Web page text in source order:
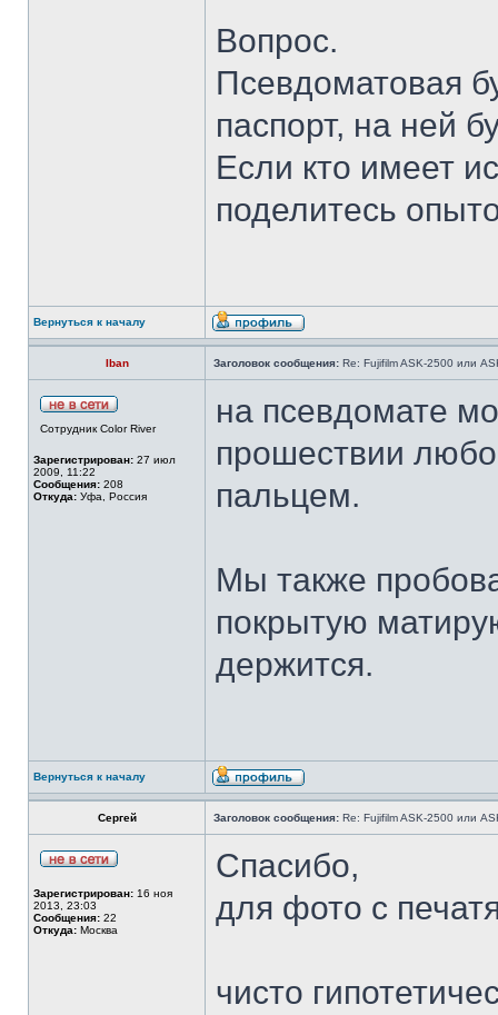
Вопрос.
Псевдоматовая
паспорт, на ней
Если кто имеет
поделитесь
Вернуться к началу
Iban Заголовок сообщения: Re: Fujifilm ASK-2500 или
Сотрудник Color River
Зарегистрирован: 27 июл
2009, 11:22
Сообщения: 208
Откуда: Уфа, Россия
на псевдомате
прошествии
пальцем.
Мы также
покрытую
держится.
Вернуться к началу
Сергей Заголовок сообщения: Re: Fujifilm ASK-2500 или
Зарегистрирован: 16 ноя
2013, 23:03
Сообщения: 22
Откуда: Москва
Спасибо,
для фото с
чисто